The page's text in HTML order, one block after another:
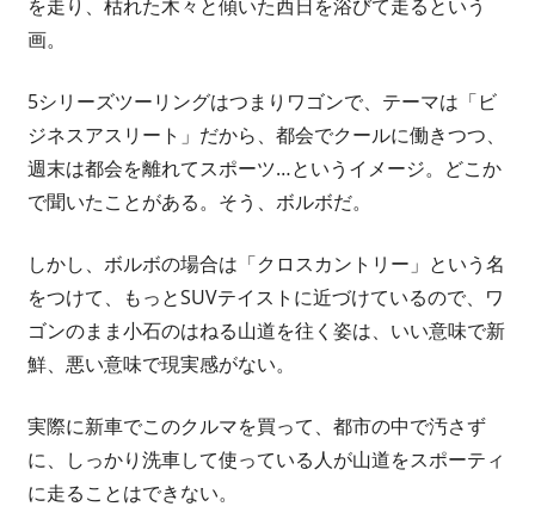
を走り、枯れた木々と傾いた西日を浴びて走るという
画。
5シリーズツーリングはつまりワゴンで、テーマは「ビ
ジネスアスリート」だから、都会でクールに働きつつ、
週末は都会を離れてスポーツ…というイメージ。どこか
で聞いたことがある。そう、ボルボだ。
しかし、ボルボの場合は「クロスカントリー」という名
をつけて、もっとSUVテイストに近づけているので、ワ
ゴンのまま小石のはねる山道を往く姿は、いい意味で新
鮮、悪い意味で現実感がない。
実際に新車でこのクルマを買って、都市の中で汚さず
に、しっかり洗車して使っている人が山道をスポーティ
に走ることはできない。